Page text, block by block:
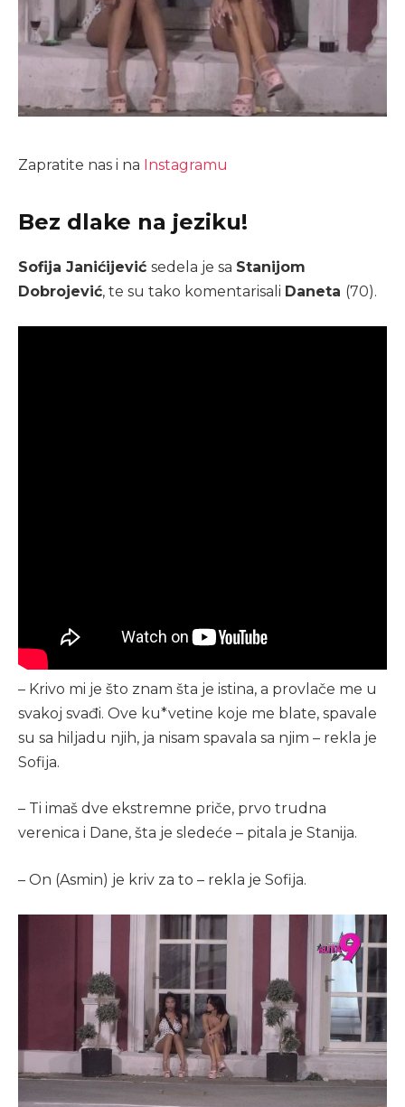
Zapratite nas i na Instagramu
Bez dlake na jeziku!
Sofija Janićijević sedela je sa Stanijom
Dobrojević, te su tako komentarisali Daneta (70).
– Krivo mi je što znam šta je istina, a provlače me u
svakoj svađi. Ove ku*vetine koje me blate, spavale
su sa hiljadu njih, ja nisam spavala sa njim – rekla je
Sofija.
– Ti imaš dve ekstremne priče, prvo trudna
verenica i Dane, šta je sledeće – pitala je Stanija.
– On (Asmin) je kriv za to – rekla je Sofija.